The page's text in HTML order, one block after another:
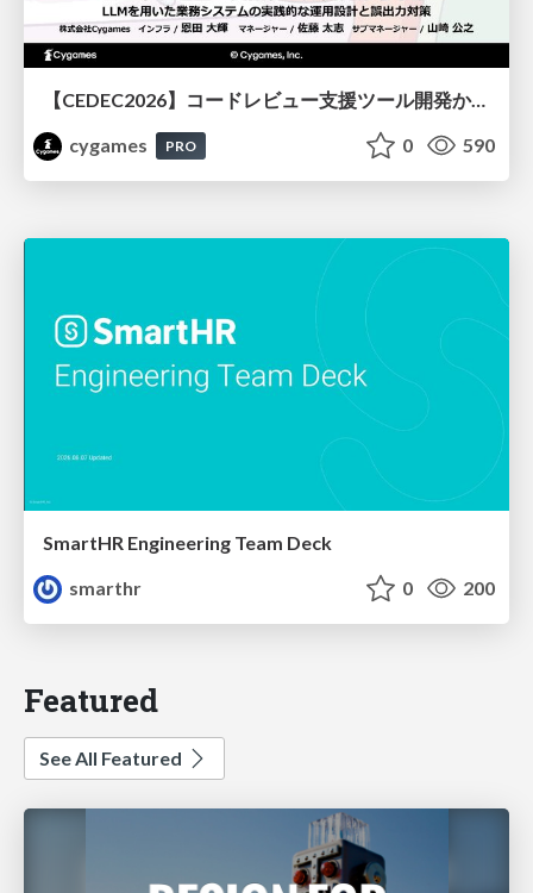
【CEDEC2026】コードレビュー支援ツール開発から学ぶ：LLMを用いた業務システムの実践的な運用設計と誤出力対策
cygames
PRO 0 590
SmartHR Engineering Team Deck
smarthr
0 200
Featured
See All Featured